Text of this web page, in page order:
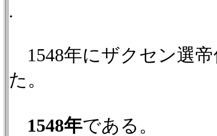
.
1548年にザクセン選
た。
1548年である。